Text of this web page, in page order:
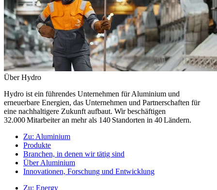
Über Hydro
Hydro ist ein führendes Unternehmen für Aluminium und
erneuerbare Energien, das Unternehmen und Partnerschaften für
eine nachhaltigere Zukunft aufbaut. Wir beschäftigen
32.000 Mitarbeiter an mehr als 140 Standorten in 40 Ländern.
Zu: Aluminium
Produkte
Branchen, in denen wir tätig sind
Über Aluminium
Innovationen, Forschung und Entwicklung
Zu: Energy